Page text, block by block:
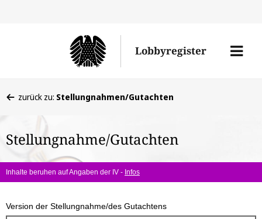
Lobbyregister
Menü
befinden
hier:
zurück zu: Stellungnahmen/Gutachten
Stellungnahme/Gutachten
Inhalte beruhen auf Angaben der IV - Infos
Version der Stellungnahme/des Gutachtens